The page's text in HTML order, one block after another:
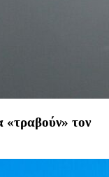
«τραβούν» τον